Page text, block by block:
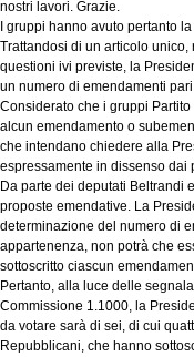
nostri lavori. Grazie.
I gruppi hanno avuto pertanto
Trattandosi di un articolo
questioni ivi previste, la
un numero di emendamenti
Considerato che i gruppi
alcun emendamento o
che intendano chiedere alla
espressamente in dissenso dai
Da parte dei deputati Beltrandi
proposte emendative. La
determinazione del numero di
appartenenza, non potrà che
sottoscritto ciascun
Pertanto, alla luce delle
Commissione 1.1000, la
da votare sarà di sei, di cui
Repubblicani, che hanno